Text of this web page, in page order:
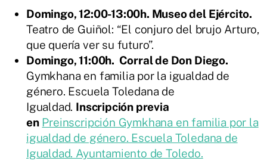
Domingo, 12:00-13:00h. Museo del Ejército.
Teatro de Guiñol: “El conjuro del brujo Arturo,
que quería ver su futuro”.
Domingo, 11:00h. Corral de Don Diego.
Gymkhana en familia por la igualdad de
género. Escuela Toledana de
Igualdad. Inscripción previa
en Preinscripción Gymkhana en familia por la
igualdad de género. Escuela Toledana de
Igualdad. Ayuntamiento de Toledo.